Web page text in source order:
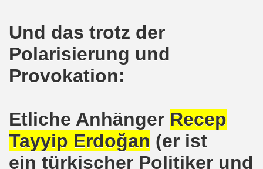
Und das trotz der
Polarisierung und
Provokation:
Etliche Anhänger Recep
Tayyip Erdoğan (er ist
ein türkischer Politiker und
findet am 03.10.2019 in Erfurt statt!
Montagsdemo-Bewegung steigt am 12.08.2019!
in Gelsenkirchen: Die Entlassungen im